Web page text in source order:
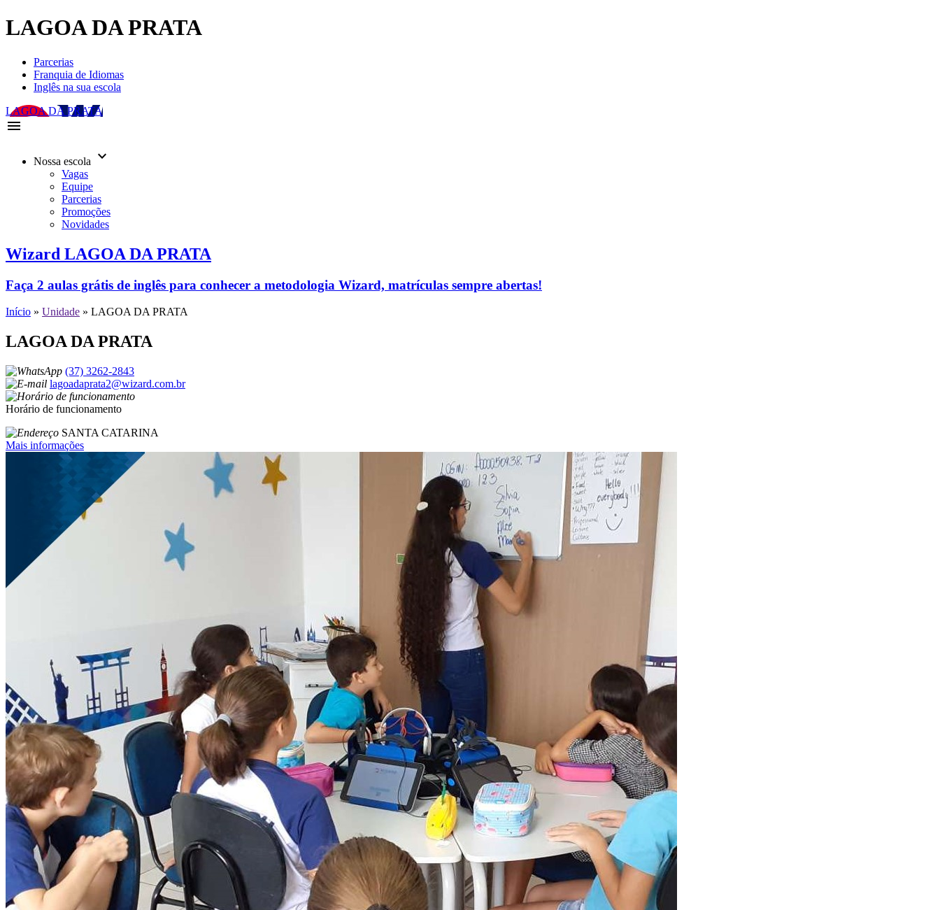
LAGOA DA PRATA
Parcerias
Franquia de Idiomas
Inglês na sua escola
LAGOA DA PRATA
menu
Nossa escola keyboard_arrow_down
Vagas
Equipe
Parcerias
Promoções
Novidades
Wizard LAGOA DA PRATA
Faça 2 aulas grátis de inglês para conhecer a metodologia Wizard, matrículas sempre abertas!
Início » Unidade » LAGOA DA PRATA
LAGOA DA PRATA
(37) 3262-2843
lagoadaprata2@wizard.com.br
Horário de funcionamento
SANTA CATARINA
Mais informações